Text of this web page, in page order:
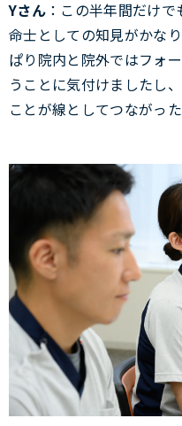
Yさん：この半年間だけで
命士としての知見がかな
ぱり院内と院外ではフォ
うことに気付けましたし
ことが線としてつながっ